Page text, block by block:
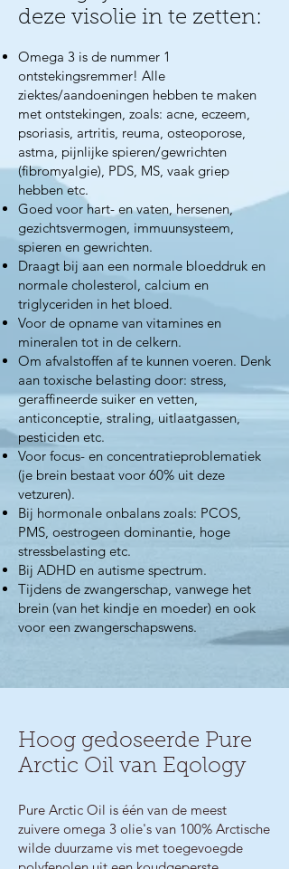
deze visolie in te zetten:
Omega 3 is de nummer 1
ontstekingsremmer! Alle
ziektes/aandoeningen hebben te maken
met ontstekingen, zoals: acne, eczeem,
psoriasis, artritis, reuma, osteoporose,
astma, pijnlijke spieren/gewrichten
(fibromyalgie), PDS, MS, vaak griep
hebben etc.
Goed voor hart- en vaten, hersenen,
gezichtsvermogen, immuunsysteem,
spieren en gewrichten.
Draagt bij aan een normale bloeddruk en
normale cholesterol, calcium en
triglyceriden in het bloed.
Voor de opname van vitamines en
mineralen tot in de celkern.
Om afvalstoffen af te kunnen voeren. Denk
aan toxische belasting door: stress,
geraffineerde suiker en vetten,
anticonceptie, straling, uitlaatgassen,
pesticiden etc.
Voor focus- en concentratieproblematiek
(je brein bestaat voor 60% uit deze
vetzuren).
Bij hormonale onbalans zoals: PCOS,
PMS, oestrogeen dominantie, hoge
stressbelasting etc.
Bij ADHD en autisme spectrum.
Tijdens de zwangerschap, vanwege het
brein (van het kindje en moeder) en ook
voor een zwangerschapswens.
Hoog gedoseerde Pure
Arctic Oil van Eqology
Pure Arctic Oil is één van de meest
zuivere omega 3 olie's van 100% Arctische
wilde duurzame vis met toegevoegde